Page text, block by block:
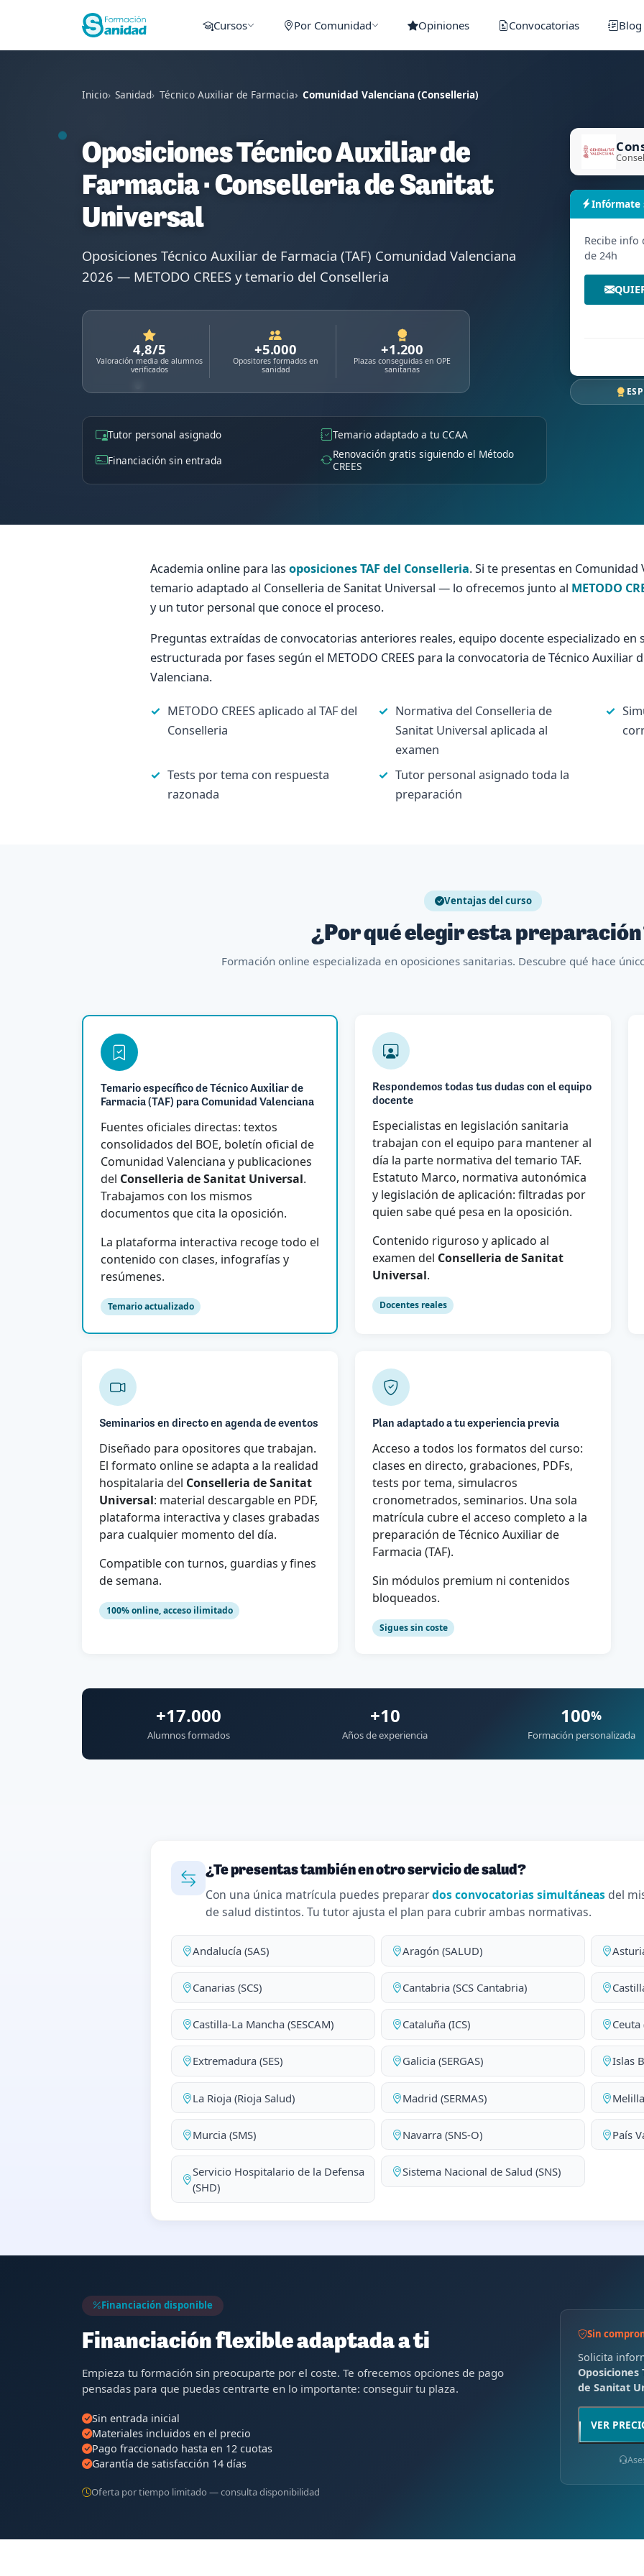
Cursos Por Comunidad Opiniones Convocatorias Blog
Inicio Sanidad Técnico Auxiliar de Farmacia Comunidad Valenciana (Conselleria)
Oposiciones Técnico Auxiliar de
Farmacia · Conselleria de Sanitat
Universal
Oposiciones Técnico Auxiliar de Farmacia (TAF) Comunidad Valenciana
2026 — METODO CREES y temario del Conselleria
4,8/5
Valoración media de alumnos
verificados
+5.000
Opositores formados en
sanidad
+1.200
Plazas conseguidas en OPE
sanitarias
Tutor personal asignado
Temario adaptado a tu CCAA
Financiación sin entrada
Renovación gratis siguiendo el Método
CREES
Infórmate
Recibe info
de 24h
Academia online para las oposiciones TAF del Conselleria. Si te presentas en Comunidad
temario adaptado al Conselleria de Sanitat Universal — lo ofrecemos junto al METODO
y un tutor personal que conoce el proceso.
Preguntas extraídas de convocatorias anteriores reales, equipo docente especializado en
estructurada por fases según el METODO CREES para la convocatoria de Técnico Auxiliar
Valenciana.
METODO CREES aplicado al TAF del
Conselleria
Normativa del Conselleria de
Sanitat Universal aplicada al
examen
Tests por tema con respuesta
razonada
Tutor personal asignado toda la
preparación
Ventajas del curso
¿Por qué elegir esta
Formación online especializada en oposiciones sanitarias. Descubre qué hace
Temario específico de Técnico Auxiliar de
Farmacia (TAF) para Comunidad Valenciana
Fuentes oficiales directas: textos
consolidados del BOE, boletín oficial de
Comunidad Valenciana y publicaciones
del Conselleria de Sanitat Universal.
Trabajamos con los mismos
documentos que cita la oposición.
La plataforma interactiva recoge todo el
contenido con clases, infografías y
resúmenes.
Temario actualizado
Respondemos todas tus dudas con el equipo
docente
Especialistas en legislación sanitaria
trabajan con el equipo para mantener al
día la parte normativa del temario TAF.
Estatuto Marco, normativa autonómica
y legislación de aplicación: filtradas por
quien sabe qué pesa en la oposición.
Contenido riguroso y aplicado al
examen del Conselleria de Sanitat
Universal.
Docentes reales
Seminarios en directo en agenda de eventos
Diseñado para opositores que trabajan.
El formato online se adapta a la realidad
hospitalaria del Conselleria de Sanitat
Universal: material descargable en PDF,
plataforma interactiva y clases grabadas
para cualquier momento del día.
Compatible con turnos, guardias y fines
de semana.
100% online, acceso ilimitado
Plan adaptado a tu experiencia previa
Acceso a todos los formatos del curso:
clases en directo, grabaciones, PDFs,
tests por tema, simulacros
cronometrados, seminarios. Una sola
matrícula cubre el acceso completo a la
preparación de Técnico Auxiliar de
Farmacia (TAF).
Sin módulos premium ni contenidos
bloqueados.
Sigues sin coste
+17.000
Alumnos formados
+10
Años de experiencia
100%
Formación personalizada
¿Te presentas también en otro servicio de salud?
Con una única matrícula puedes preparardos convocatorias simultáneas del
de salud distintos. Tu tutor ajusta el plan para cubrir ambas normativas.
Andalucía (SAS) Aragón (SALUD)
Canarias (SCS) Cantabria (SCS Cantabria)
Castilla-La Mancha (SESCAM) Cataluña (ICS) Ceuta
Extremadura (SES) Galicia (SERGAS) Islas
La Rioja (Rioja Salud) Madrid (SERMAS)
Murcia (SMS) Navarra (SNS-O) País
Servicio Hospitalario de la Defensa
(SHD)
Sistema Nacional de Salud (SNS)
Financiación disponible
Financiación flexible adaptada a ti
Empieza tu formación sin preocuparte por el coste. Te ofrecemos opciones de pago
pensadas para que puedas centrarte en lo importante: conseguir tu plaza.
Sin entrada inicial
Materiales incluidos en el precio
Pago fraccionado hasta en 12 cuotas
Garantía de satisfacción 14 días
Oferta por tiempo limitado — consulta disponibilidad
Sin
Solicita
Oposiciones
de Sanitat
VER